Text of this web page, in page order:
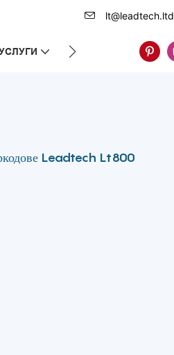
lt@leadtech.ltd
ЗА НАС
Leadtech Lt800